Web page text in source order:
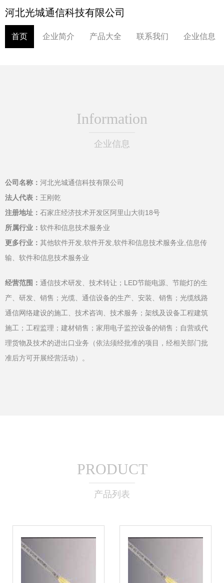
河北光城通信科技有限公司
首页 企业简介 产品大全 联系我们 企业信息
Information
企业信息
公司名称： 河北光城通信科技有限公司
法人代表： 王刚乾
注册地址： 石家庄经济技术开发区阿里山大街18号
所属行业： 软件和信息技术服务业
更多行业： 其他软件开发,软件开发,软件和信息技术服务业,信息传
输、软件和信息技术服务业
经营范围： 通信技术研发、技术转让；LED节能电源、节能灯的生
产、研发、销售；光缆、通信设备的生产、安装、销售；光缆线路
通信网络建设的施工、技术咨询、技术服务；架线及设备工程建筑
施工；工程监理；建材销售；家用电子监控设备的销售；自营或代
理货物及技术的进出口业务（依法须经批准的项目，经相关部门批
准后方可开展经营活动）。
PRODUCT
产品列表